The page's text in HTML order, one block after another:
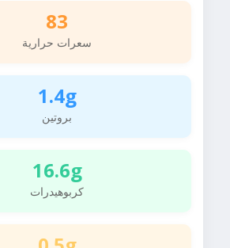
83
سعرات حرارية
1.4g
بروتين
16.6g
كربوهيدرات